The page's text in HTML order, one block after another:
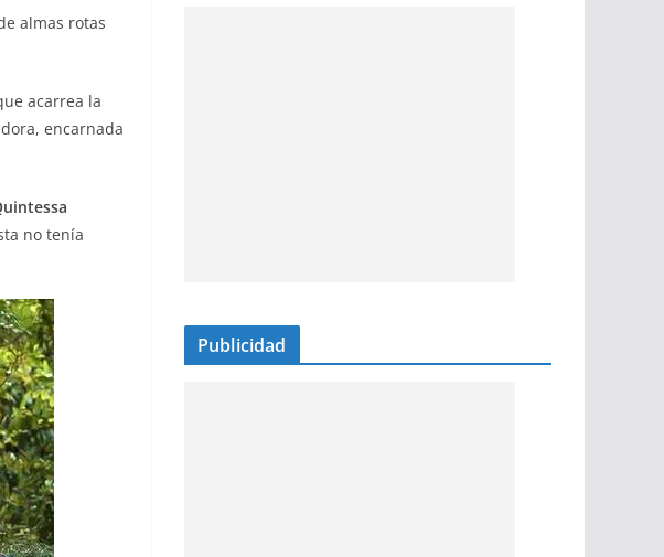
almas rotas
acarrea la
encarnada
no tenía
Publicidad